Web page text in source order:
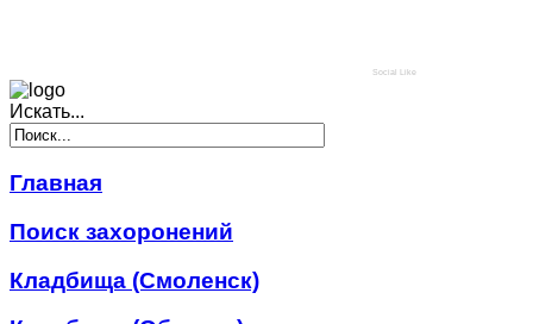
Social Like
Искать...
Главная
Поиск захоронений
Кладбища (Смоленск)